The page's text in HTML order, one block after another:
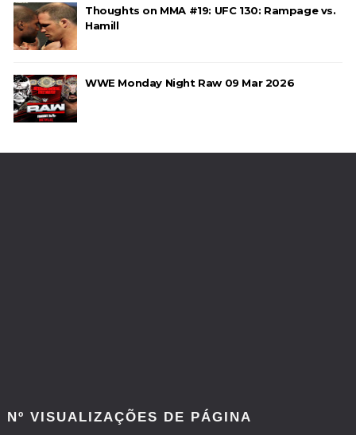
Thoughts on MMA #19: UFC 130: Rampage vs.
Hamill
WWE Monday Night Raw 09 Mar 2026
Nº VISUALIZAÇÕES DE PÁGINA